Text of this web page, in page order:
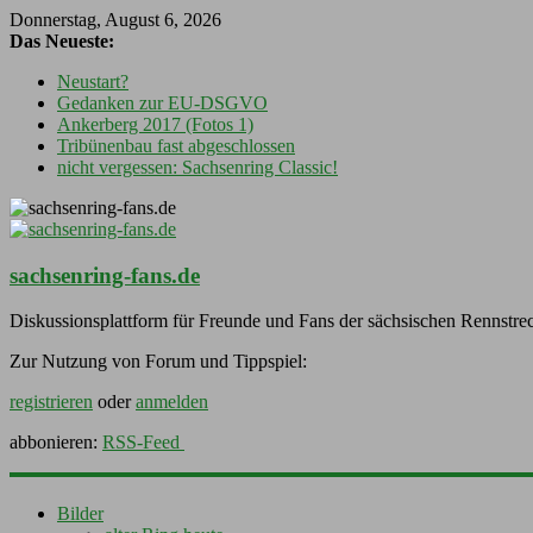
Donnerstag, August 6, 2026
Das Neueste:
Neustart?
Gedanken zur EU-DSGVO
Ankerberg 2017 (Fotos 1)
Tribünenbau fast abgeschlossen
nicht vergessen: Sachsenring Classic!
sachsenring-fans.de
Diskussionsplattform für Freunde und Fans der sächsischen
Zur Nutzung von Forum und Tippspiel:
registrieren oderanmelden
abbonieren: RSS-Feed
Bilder